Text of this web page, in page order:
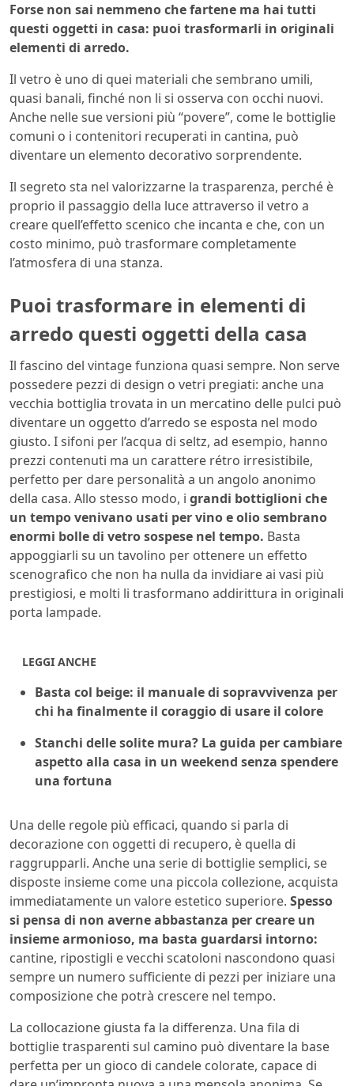
Forse non sai nemmeno che fartene ma hai tutti
questi oggetti in casa: puoi trasformarli in originali
elementi di arredo.
Il vetro è uno di quei materiali che sembrano umili,
quasi banali, finché non li si osserva con occhi nuovi.
Anche nelle sue versioni più “povere”, come le bottiglie
comuni o i contenitori recuperati in cantina, può
diventare un elemento decorativo sorprendente.
Il segreto sta nel valorizzarne la trasparenza, perché è
proprio il passaggio della luce attraverso il vetro a
creare quell’effetto scenico che incanta e che, con un
costo minimo, può trasformare completamente
l’atmosfera di una stanza.
Puoi trasformare in elementi di
arredo questi oggetti della casa
Il fascino del vintage funziona quasi sempre. Non serve
possedere pezzi di design o vetri pregiati: anche una
vecchia bottiglia trovata in un mercatino delle pulci può
diventare un oggetto d’arredo se esposta nel modo
giusto. I sifoni per l’acqua di seltz, ad esempio, hanno
prezzi contenuti ma un carattere rétro irresistibile,
perfetto per dare personalità a un angolo anonimo
della casa. Allo stesso modo, i grandi bottiglioni che
un tempo venivano usati per vino e olio sembrano
enormi bolle di vetro sospese nel tempo. Basta
appoggiarli su un tavolino per ottenere un effetto
scenografico che non ha nulla da invidiare ai vasi più
prestigiosi, e molti li trasformano addirittura in originali
porta lampade.
LEGGI ANCHE
Basta col beige: il manuale di sopravvivenza per
chi ha finalmente il coraggio di usare il colore
Stanchi delle solite mura? La guida per cambiare
aspetto alla casa in un weekend senza spendere
una fortuna
Una delle regole più efficaci, quando si parla di
decorazione con oggetti di recupero, è quella di
raggrupparli. Anche una serie di bottiglie semplici, se
disposte insieme come una piccola collezione, acquista
immediatamente un valore estetico superiore. Spesso
si pensa di non averne abbastanza per creare un
insieme armonioso, ma basta guardarsi intorno:
cantine, ripostigli e vecchi scatoloni nascondono quasi
sempre un numero sufficiente di pezzi per iniziare una
composizione che potrà crescere nel tempo.
La collocazione giusta fa la differenza. Una fila di
bottiglie trasparenti sul camino può diventare la base
perfetta per un gioco di candele colorate, capace di